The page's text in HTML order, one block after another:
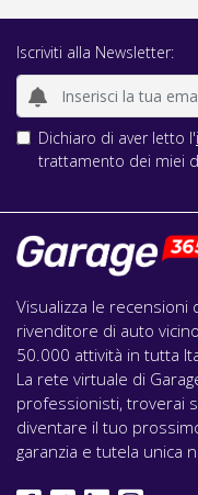
Iscriviti alla Newsletter:
Dichiaro di aver letto l'
trattamento dei miei
Visualizza le recensioni
rivenditore di auto
50.000 attività in tutta
La rete virtuale di
professionisti, troverai
diventare il tuo
garanzia e tutela unica